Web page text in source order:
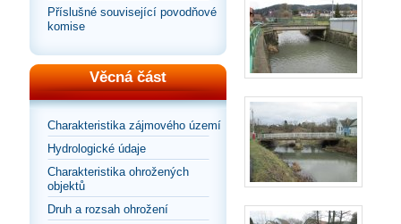
Příslušné související povodňové
komise
Věcná část
Charakteristika zájmového území
Hydrologické údaje
Charakteristika ohrožených
objektů
Druh a rozsah ohrožení